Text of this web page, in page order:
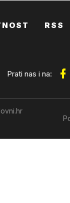
RSS
Prati nas i na: